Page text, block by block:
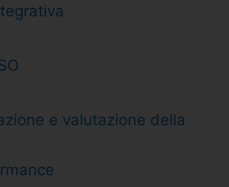
e valutazione della